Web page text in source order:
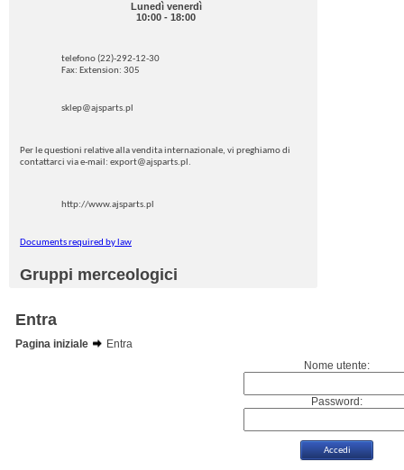
Lunedì venerdì
10:00 - 18:00
telefono (22)-292-12-30
Fax: Extension: 305
sklep@ajsparts.pl
Per le questioni relative alla vendita internazionale, vi preghiamo di
contattarci via e-mail: export@ajsparts.pl.
http://www.ajsparts.pl
Documents required by law
Gruppi merceologici
Entra
Pagina iniziale
Entra
Nome utente:
Password: